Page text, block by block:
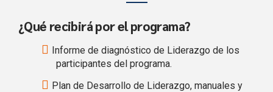
¿Qué recibirá por el programa?
Informe de diagnóstico de Liderazgo de los
participantes del programa.
Plan de Desarrollo de Liderazgo, manuales y